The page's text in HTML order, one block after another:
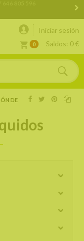
Iniciar sesión
0 Saldos: 0 €
DE LÍQUIDOS